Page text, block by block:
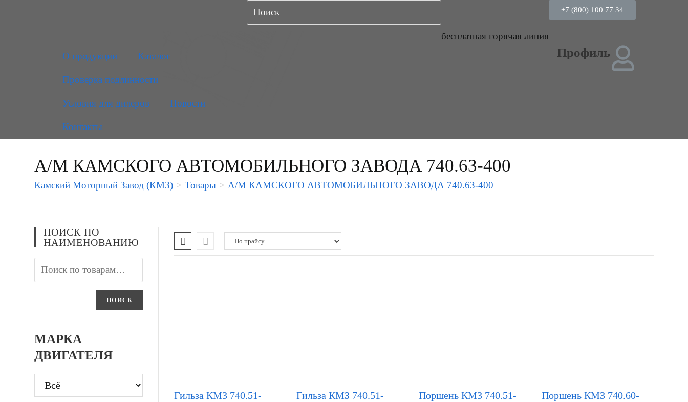
+7 (800) 100 77 34
бесплатная горячая линия
О продукции
Каталог
Проверка подлинности
Условия для дилеров Новости
Контакты
Профиль
А/М КАМСКОГО АВТОМОБИЛЬНОГО ЗАВОДА 740.63-400
Камский Моторный Завод (КМЗ) > Товары > А/М КАМСКОГО АВТОМОБИЛЬНОГО ЗАВОДА 740.63-400
ПОИСК ПО
НАИМЕНОВАНИЮ
ПОИСК
МАРКА
ДВИГАТЕЛЯ
Гильза КМЗ 740.51-
Гильза КМЗ 740.51-
Поршень КМЗ 740.51-
Поршень КМЗ 740.60-